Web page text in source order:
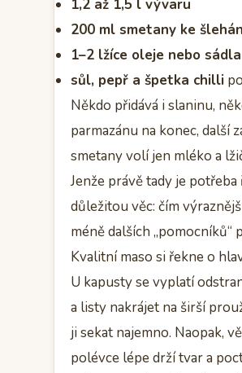
1,2 až 1,5 l vývaru
200 ml smetany ke
1–2 lžíce oleje nebo sádla
sůl, pepř a špetka chilli
Někdo přidává i slaninu,
parmazánu na konec, další
smetany volí jen mléko a
Jenže právě tady je
důležitou věc: čím
méně dalších „pomocníků“
Kvalitní maso si řekne o
U kapusty se vyplatí
a listy nakrájet na širší
ji sekat najemno. Naopak,
polévce lépe drží tvar a